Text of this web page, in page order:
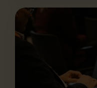
sidder med